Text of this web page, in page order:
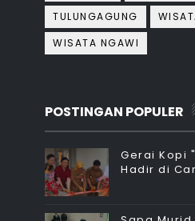
TULUNGAGUNG
WISATA NGAWI
POSTINGAN POPULER
Gerai Kopi
Hadir di